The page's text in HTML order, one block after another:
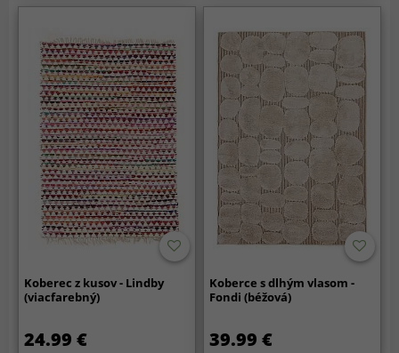
Koberec z kusov - Lindby
(viacfarebný)
24.99 €
Koberce s dlhým vlasom -
Fondi (béžová)
39.99 €